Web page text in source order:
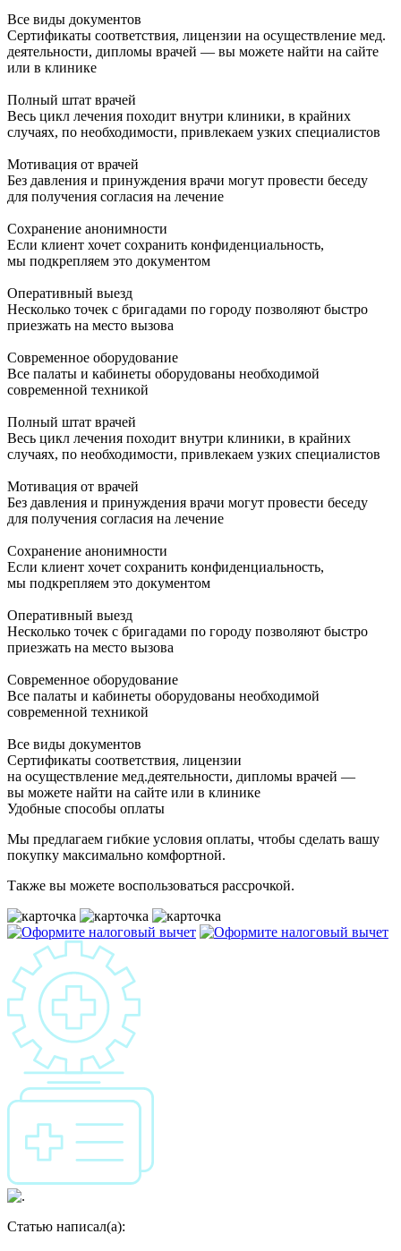
Все виды документов
Сертификаты соответствия, лицензии на осуществление мед.
деятельности, дипломы врачей — вы можете найти на сайте
или в клинике
Полный штат врачей
Весь цикл лечения походит внутри клиники, в крайних
случаях, по необходимости, привлекаем узких специалистов
Мотивация от врачей
Без давления и принуждения врачи могут провести беседу
для получения согласия на лечение
Сохранение анонимности
Если клиент хочет сохранить конфиденциальность,
мы подкрепляем это документом
Оперативный выезд
Несколько точек с бригадами по городу позволяют быстро
приезжать на место вызова
Современное оборудование
Все палаты и кабинеты оборудованы необходимой
современной техникой
Полный штат врачей
Весь цикл лечения походит внутри клиники, в крайних
случаях, по необходимости, привлекаем узких специалистов
Мотивация от врачей
Без давления и принуждения врачи могут провести беседу
для получения согласия на лечение
Сохранение анонимности
Если клиент хочет сохранить конфиденциальность,
мы подкрепляем это документом
Оперативный выезд
Несколько точек с бригадами по городу позволяют быстро
приезжать на место вызова
Современное оборудование
Все палаты и кабинеты оборудованы необходимой
современной техникой
Все виды документов
Сертификаты соответствия, лицензии
на осуществление мед.деятельности, дипломы врачей —
вы можете найти на сайте или в клинике
Удобные способы оплаты
Мы предлагаем гибкие условия оплаты, чтобы сделать вашу
покупку максимально комфортной.
Также вы можете воспользоваться рассрочкой.
Статью написал(а):